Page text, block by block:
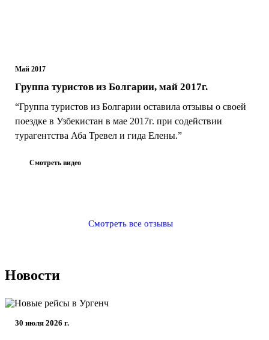
Май 2017
Группа туристов из Болгарии, май 2017г.
“Группа туристов из Болгарии оставила отзывы о своей
поездке в Узбекистан в мае 2017г. при содействии
турагентства Аба Тревел и гида Елены.”
Смотреть видео
Смотреть все отзывы
Новости
30 июля 2026 г.